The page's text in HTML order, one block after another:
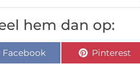
hem dan op:
Facebook Pinterest